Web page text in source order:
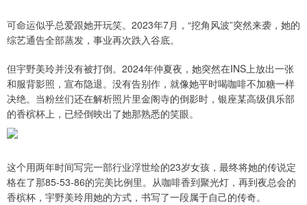
可命运似乎总爱跟她开玩笑。2023年7月，“挖角风波”突然来袭，她的
综艺通告全部蒸发，事业再次跌入谷底。
但宇野美玲并没有被打倒。2024年仲夏夜，她突然在INS上放出一张
和服背影照，宣布隐退。没有告别作，就像她平时喝咖啡不加糖一样
决绝。当粉丝们还在解析照片里金阁寺的倒影时，银座某高级俱乐部
的香槟杯上，已经倒映出了她那熟悉的笑眼。
这个用两年时间写完一部行业浮世绘的23岁女孩，最终将她的传说定
格在了那85-53-86的完美比例里。从咖啡香到聚光灯，再到夜总会的
香槟杯，宇野美玲用她的方式，书写了一段属于自己的传奇。